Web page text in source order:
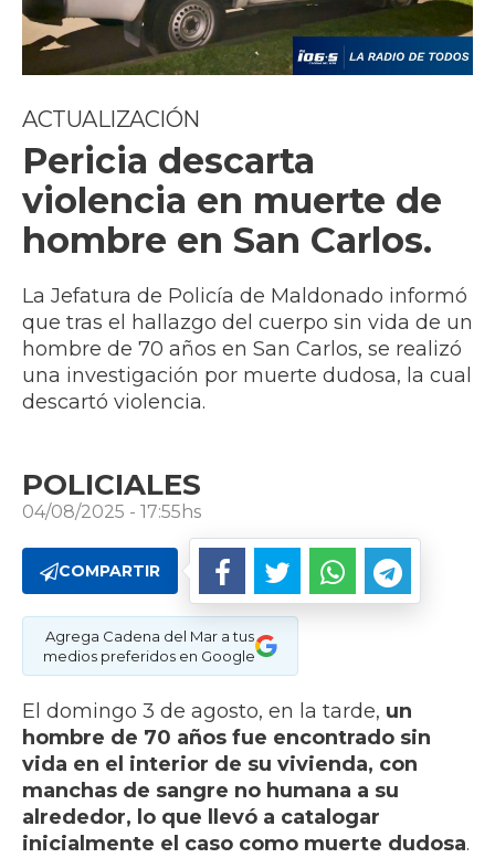
ACTUALIZACIÓN
Pericia descarta
violencia en muerte de
hombre en San Carlos.
La Jefatura de Policía de Maldonado informó
que tras el hallazgo del cuerpo sin vida de un
hombre de 70 años en San Carlos, se realizó
una investigación por muerte dudosa, la cual
descartó violencia.
POLICIALES
04/08/2025 - 17:55hs
COMPARTIR
Agrega Cadena del Mar a tus
medios preferidos en Google
El domingo 3 de agosto, en la tarde, un
hombre de 70 años fue encontrado sin
vida en el interior de su vivienda, con
manchas de sangre no humana a su
alrededor, lo que llevó a catalogar
inicialmente el caso como muerte dudosa.